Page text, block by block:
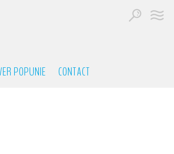
POPUNIE CONTACT